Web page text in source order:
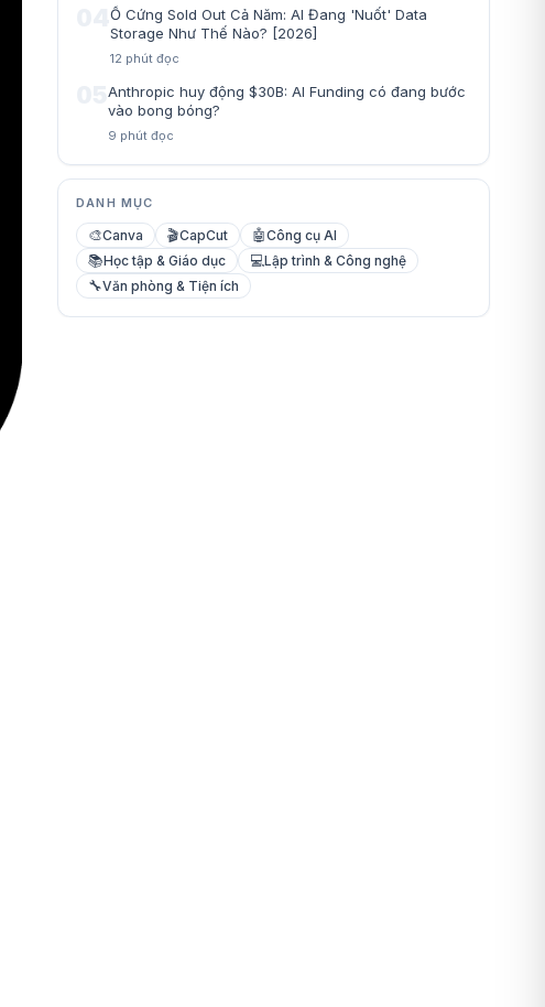
04Ổ Cứng Sold Out Cả Năm: AI Đang 'Nuốt' Data
Storage Như Thế Nào? [2026]
12 phút đọc
05Anthropic huy động $30B: AI Funding có đang bước
vào bong bóng?
9 phút đọc
DANH MỤC
🎨Canva 🎬CapCut 🤖Công cụ AI
📚Học tập & Giáo dục 💻Lập trình & Công nghệ
🔧Văn phòng & Tiện ích